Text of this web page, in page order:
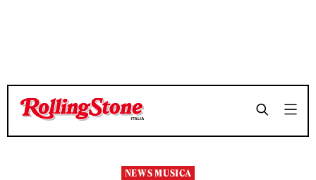
TEMPO DI LETTURA 3 MINUTI SHARE
TEMPO DI LETTURA 3 MINUTI SHARE
NEWS MUSICA